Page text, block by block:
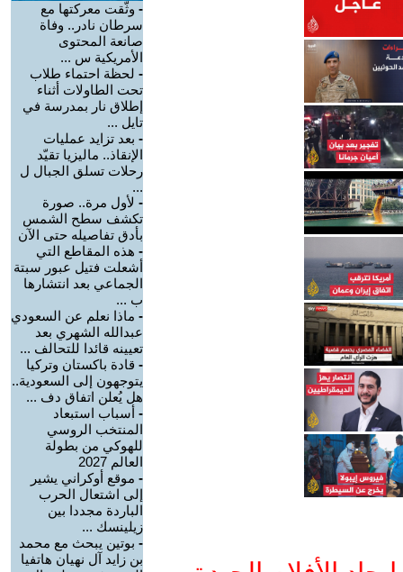
- وثّقت معركتها مع
سرطان نادر.. وفاة
صانعة المحتوى
الأمريكية س ...
- لحظة احتماء طلاب
تحت الطاولات أثناء
إطلاق نار بمدرسة في
تايل ...
- بعد تزايد عمليات
الإنقاذ.. ماليزيا تقيّد
رحلات تسلق الجبال ل
...
- لأول مرة.. صورة
تكشف سطح الشمس
بأدق تفاصيله حتى الآن
- هذه المقاطع التي
أشعلت فتيل عبور سبتة
الجماعي بعد انتشارها
ب ...
- ماذا نعلم عن السعودي
عبدالله الشهري بعد
تعيينه قائدا للتحالف ...
- قادة باكستان وتركيا
يتوجهون إلى السعودية..
هل يُعلن اتفاق دف ...
- أسباب استبعاد
المنتخب الروسي
للهوكي من بطولة
العالم 2027
- موقع أوكراني يشير
إلى اشتعال الحرب
الباردة مجددا بين
زيلينسك ...
- بوتين يبحث مع محمد
بن زايد آل نهيان هاتفيا